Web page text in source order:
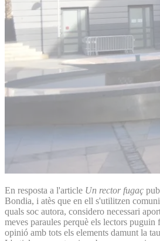
En resposta a l'article Un rector fugaç
Bondia, i atès que en ell s'utilitzen
quals soc autora, considero necessari
meves paraules perquè els lectors puguin
opinió amb tots els elements damunt la